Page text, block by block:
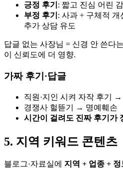
긍정 후기 : 짧고 진심 어린
부정 후기 : 사과 + 구체적 개
추가 상담 유도
답글 없는 사장님 = 신경 안 쓴다
이 신뢰도에 더 영향.
가짜 후기·답글
직원·지인 시켜 자작 후기 →
경쟁사 헐뜯기 → 명예훼손
시간이 걸려도 진짜 후기가
5. 지역 키워드 콘텐츠
블로그·자료실에 지역 + 업종 + 정